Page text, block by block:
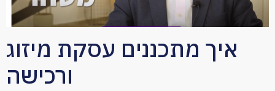
איך מתכננים עסקת מיזוג
ורכישה